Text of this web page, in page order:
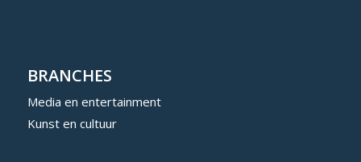
BRANCHES
Media en entertainment
Kunst en cultuur